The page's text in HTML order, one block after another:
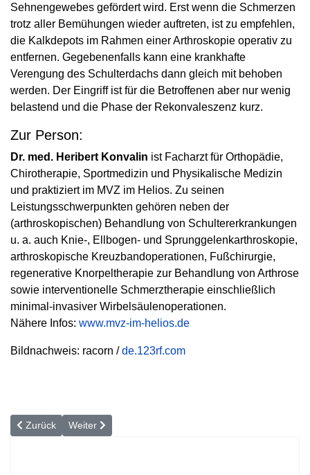
Sehnengewebes gefördert wird. Erst wenn die Schmerzen
trotz aller Bemühungen wieder auftreten, ist zu empfehlen,
die Kalkdepots im Rahmen einer Arthroskopie operativ zu
entfernen. Gegebenenfalls kann eine krankhafte
Verengung des Schulterdachs dann gleich mit behoben
werden. Der Eingriff ist für die Betroffenen aber nur wenig
belastend und die Phase der Rekonvaleszenz kurz.
Zur Person:
Dr. med. Heribert Konvalin ist Facharzt für Orthopädie,
Chirotherapie, Sportmedizin und Physikalische Medizin
und praktiziert im MVZ im Helios. Zu seinen
Leistungsschwerpunkten gehören neben der
(arthroskopischen) Behandlung von Schultererkrankungen
u. a. auch Knie-, Ellbogen- und Sprunggelenkarthroskopie,
arthroskopische Kreuzbandoperationen, Fußchirurgie,
regenerative Knorpeltherapie zur Behandlung von Arthrose
sowie interven­tionelle Schmerztherapie einschließlich
minimal-invasiver Wirbelsäulenoperationen.
Nähere Infos: www.mvz-im-helios.de
Bildnachweis: racorn /de.123rf.com
Vorheriger Beitrag: Sportverletzungen: »Je früher behandelt wird,
Zurück Nächster Beitrag: Rheuma ist behandelbar!
Weiter